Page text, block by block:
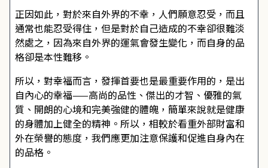
正因如此，對於來自外界的不幸，人們願意忍受，而且
通常也能忍受得住，但是對於自己造成的不幸卻很難淡
然處之，因為來自外界的運氣會發生變化，而自身的品
格卻是本性難移。
所以，對幸福而言，發揮首要也是最重要作用的，是出
自內心的幸福——高尚的品性、傑出的才智、優雅的氣
質、開朗的心境和完美強健的體魄，簡單來說就是健康
的身體加上健全的精神。所以，相較於看重外部財富和
外在榮譽的態度，我們應更加注意保護和促進自身內在
的品格。